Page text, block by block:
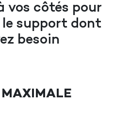
vos côtés pour
le support dont
besoin